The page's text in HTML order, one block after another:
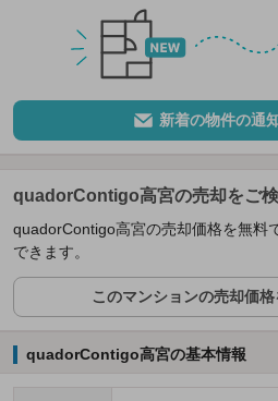
新着の物件の通
quadorContigo高宮の売却をご
quadorContigo高宮の売却価格を無料
できます。
このマンションの売却価格
quadorContigo高宮の基本情報